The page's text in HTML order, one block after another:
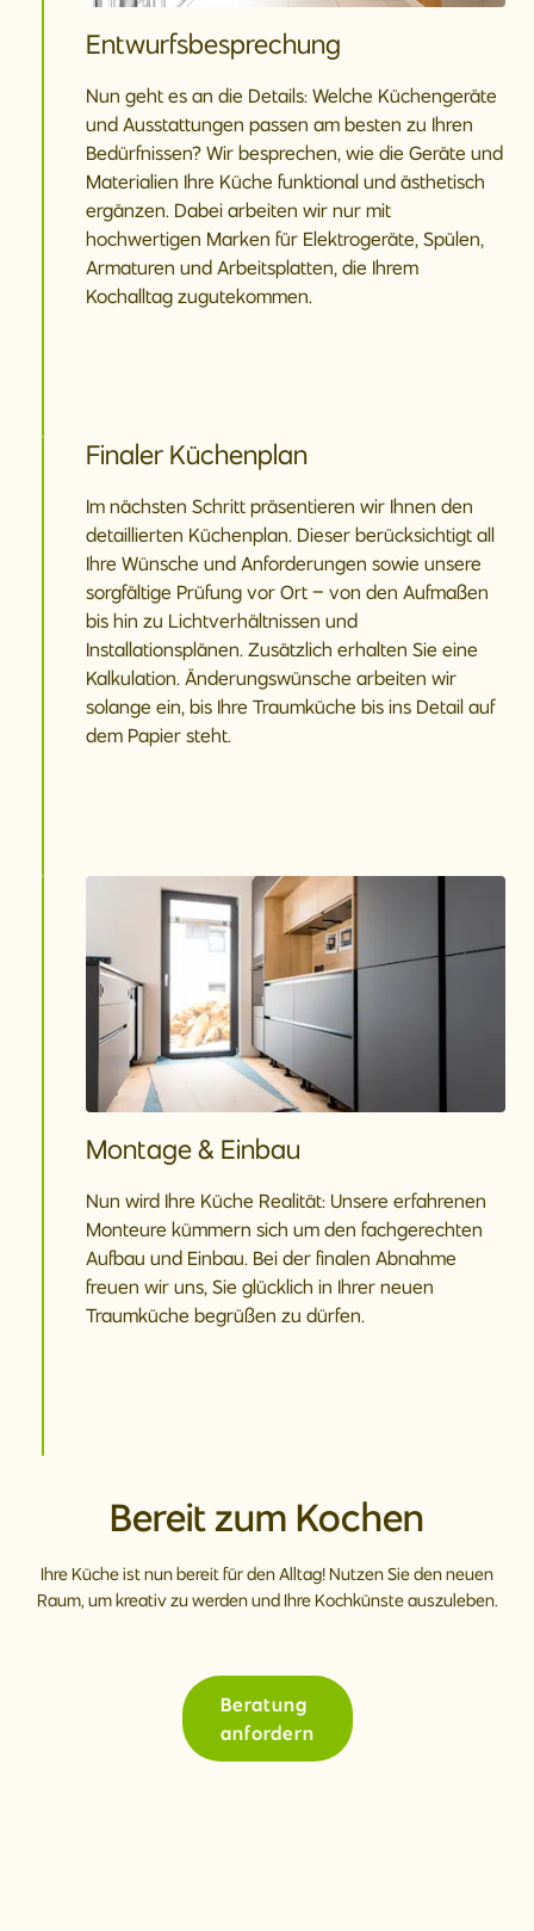
Entwurfsbesprechung
Nun geht es an die Details: Welche Küchengeräte
und Ausstattungen passen am besten zu Ihren
Bedürfnissen? Wir besprechen, wie die Geräte und
Materialien Ihre Küche funktional und ästhetisch
ergänzen. Dabei arbeiten wir nur mit
hochwertigen Marken für Elektrogeräte, Spülen,
Armaturen und Arbeitsplatten, die Ihrem
Kochalltag zugutekommen.
Finaler Küchenplan
Im nächsten Schritt präsentieren wir Ihnen den
detaillierten Küchenplan. Dieser berücksichtigt all
Ihre Wünsche und Anforderungen sowie unsere
sorgfältige Prüfung vor Ort – von den Aufmaßen
bis hin zu Lichtverhältnissen und
Installationsplänen. Zusätzlich erhalten Sie eine
Kalkulation. Änderungswünsche arbeiten wir
solange ein, bis Ihre Traumküche bis ins Detail auf
dem Papier steht.
Montage & Einbau
Nun wird Ihre Küche Realität: Unsere erfahrenen
Monteure kümmern sich um den fachgerechten
Aufbau und Einbau. Bei der finalen Abnahme
freuen wir uns, Sie glücklich in Ihrer neuen
Traumküche begrüßen zu dürfen.
Bereit zum Kochen
Ihre Küche ist nun bereit für den Alltag! Nutzen Sie den neuen
Raum, um kreativ zu werden und Ihre Kochkünste auszuleben.
Beratung
anfordern